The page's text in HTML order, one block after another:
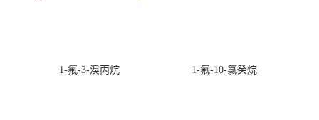
1-氟-3-溴丙烷 1-氟-10-氯癸烷